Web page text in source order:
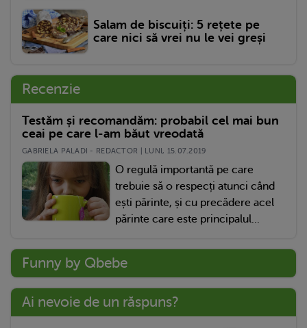
Salam de biscuiți: 5 rețete pe
care nici să vrei nu le vei greși
Recenzie
Testăm și recomandăm: probabil cel mai bun
ceai pe care l-am băut vreodată
GABRIELA PALADI - REDACTOR | LUNI, 15.07.2019
O regulă importantă pe care
trebuie să o respecți atunci când
ești părinte, și cu precădere acel
părinte care este principalul...
Funny by Qbebe
Ai nevoie de un răspuns?